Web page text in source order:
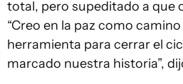
total, pero supeditado a que
“Creo en la paz como
herramienta para cerrar el
marcado nuestra historia”,